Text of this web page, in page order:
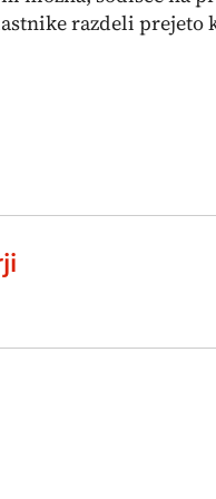
razdeli prejeto